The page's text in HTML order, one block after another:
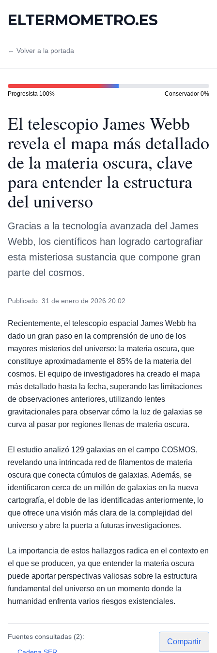
ELTERMOMETRO.ES
← Volver a la portada
Progresista 100% Conservador 0%
El telescopio James Webb
revela el mapa más detallado
de la materia oscura, clave
para entender la estructura
del universo
Gracias a la tecnología avanzada del James
Webb, los científicos han logrado cartografiar
esta misteriosa sustancia que compone gran
parte del cosmos.
Publicado: 31 de enero de 2026 20:02
Recientemente, el telescopio espacial James Webb ha
dado un gran paso en la comprensión de uno de los
mayores misterios del universo: la materia oscura, que
constituye aproximadamente el 85% de la materia del
cosmos. El equipo de investigadores ha creado el mapa
más detallado hasta la fecha, superando las limitaciones
de observaciones anteriores, utilizando lentes
gravitacionales para observar cómo la luz de galaxias se
curva al pasar por regiones llenas de materia oscura.
El estudio analizó 129 galaxias en el campo COSMOS,
revelando una intrincada red de filamentos de materia
oscura que conecta cúmulos de galaxias. Además, se
identificaron cerca de un millón de galaxias en la nueva
cartografía, el doble de las identificadas anteriormente, lo
que ofrece una visión más clara de la complejidad del
universo y abre la puerta a futuras investigaciones.
La importancia de estos hallazgos radica en el contexto en
el que se producen, ya que entender la materia oscura
puede aportar perspectivas valiosas sobre la estructura
fundamental del universo en un momento donde la
humanidad enfrenta varios riesgos existenciales.
Fuentes consultadas (2):
Compartir